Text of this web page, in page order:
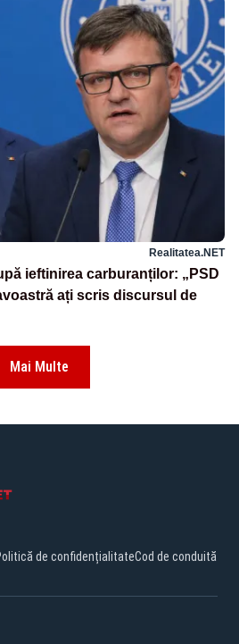
Realitatea.NET
ieftinirea carburanților: „PSD
ați scris discursul de
Mai Multe
de confidențialitateCod de conduită